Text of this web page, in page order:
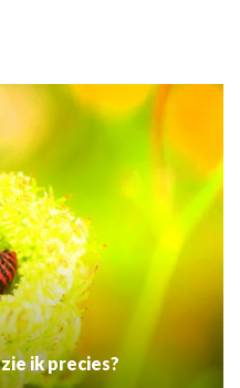
zie ik precies?